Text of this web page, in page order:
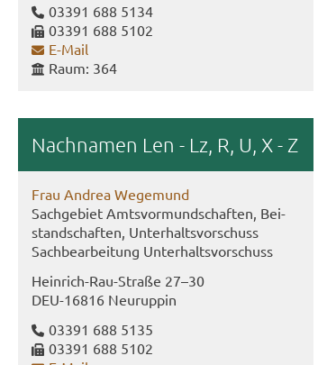
03391 688 5134
03391 688 5102
E-​Mail
Raum: 364
Nach­na­men Len - Lz, R, U, X - Z
Frau An­drea We­ge­mund
Sach­ge­biet Amts­vor­mund­schaf­ten, Bei­
stand­schaf­ten, Un­ter­halts­vor­schuss
Sach­be­ar­bei­tung Un­ter­halts­vor­schuss
Heinrich-​​Rau-​Straße 27–30
DEU-​16816 Neu­rup­pin
03391 688 5135
03391 688 5102